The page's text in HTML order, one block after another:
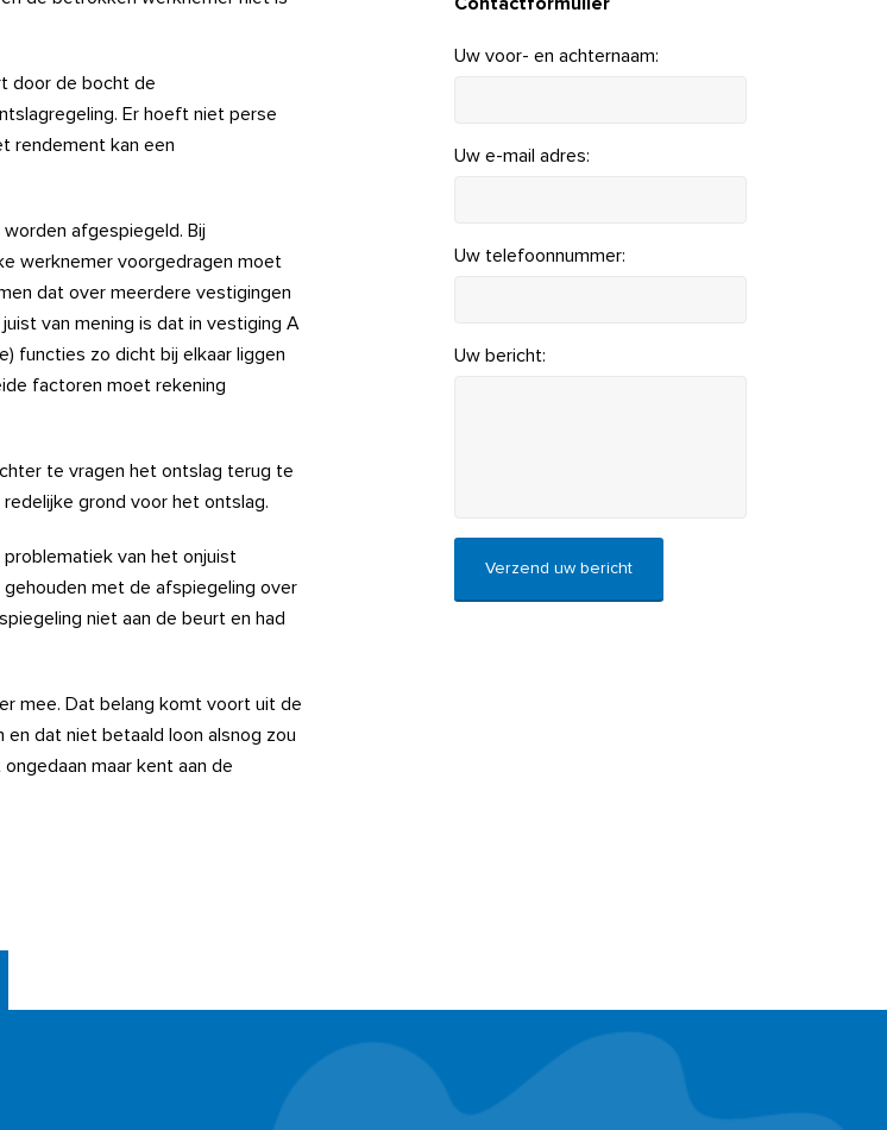
door de bocht de
Er hoeft niet perse
rendement kan een
afgespiegeld. Bij
werknemer voorgedragen moet
dat over meerdere vestigingen
van mening is dat in vestiging A
functies zo dicht bij elkaar liggen
factoren moet rekening
te vragen het ontslag terug te
redelijke grond voor het ontslag.
van het onjuist
met de afspiegeling over
niet aan de beurt en had
mee. Dat belang komt voort uit de
dat niet betaald loon alsnog zou
maar kent aan de
Uw voor- en achternaam:
Uw e-mail adres:
Uw telefoonnummer:
Uw bericht: